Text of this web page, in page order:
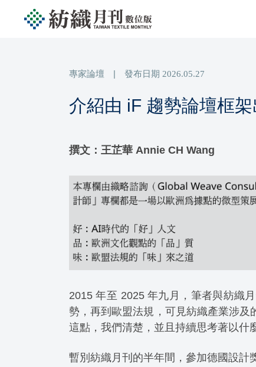
專家論壇 | 發布日期 2026.05.27
介紹由 iF 趨勢論壇框
撰文：王芷華 Annie CH Wang
2015 年至 2025 年九月，筆者與紡織
勢，再到歐盟法規，可見紡織產業涉及
這點，我們清楚，並且持續思考著以什
暫別紡織月刊的半年間，參加德國設計